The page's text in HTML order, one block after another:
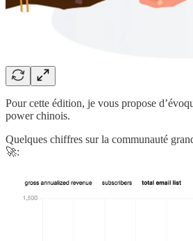
Pour cette édition, je vous propose
power chinois.
Quelques chiffres sur la communauté
🚀: